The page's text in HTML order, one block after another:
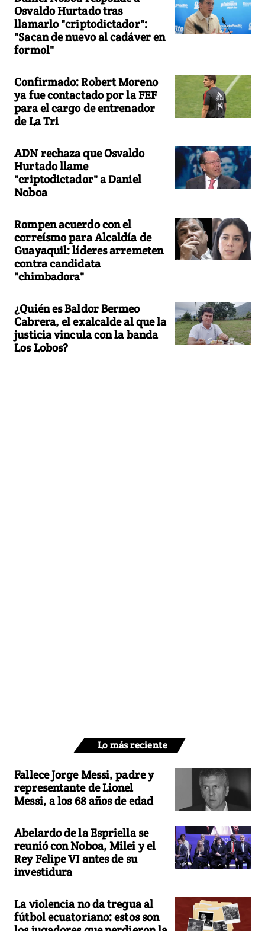
Osvaldo Hurtado tras
llamarlo "criptodictador":
"Sacan de nuevo al cadáver en
formol"
Confirmado: Robert Moreno
ya fue contactado por la FEF
para el cargo de entrenador
de La Tri
ADN rechaza que Osvaldo
Hurtado llame
"criptodictador" a Daniel
Noboa
Rompen acuerdo con el
correísmo para Alcaldía de
Guayaquil: líderes arremeten
contra candidata
"chimbadora"
¿Quién es Baldor Bermeo
Cabrera, el exalcalde al que la
justicia vincula con la banda
Los Lobos?
Lo más reciente
Fallece Jorge Messi, padre y
representante de Lionel
Messi, a los 68 años de edad
Abelardo de la Espriella se
reunió con Noboa, Milei y el
Rey Felipe VI antes de su
investidura
La violencia no da tregua al
fútbol ecuatoriano: estos son